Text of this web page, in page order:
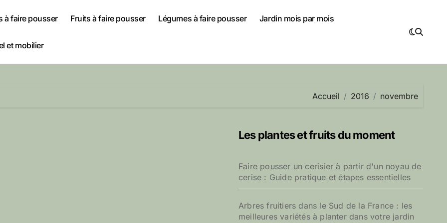
à faire pousser Fruits à faire pousser Légumes à faire pousser Jardin mois par mois
et mobilier
Accueil 2016 novembre
Les plantes et fruits du moment
Faire pousser un cerisier à partir d'un noyau de
cerise : Guide pratique et étapes essentielles
Arbres fruitiers dans le Sud de la France : les
meilleures variétés à planter dans votre jardin